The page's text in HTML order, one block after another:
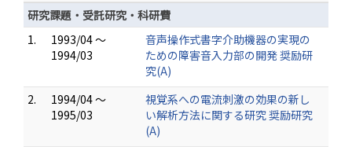
研究課題・受託研究・科研費
1.
1993/04 ～
1994/03
音声操作式書字介助機器の実現の
ための障害音入力部の開発 奨励研
究(A)
2.
1994/04 ～
1995/03
視覚系への電流刺激の効果の新し
い解析方法に関する研究 奨励研究
(A)